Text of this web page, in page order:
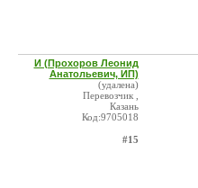
И (Прохоров Леонид
Анатольевич, ИП)
(удалена)
Перевозчик ,
Казань
Код:9705018
#15